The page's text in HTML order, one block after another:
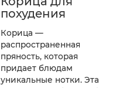
похудения
Корица —
распространенная
пряность, которая
придает блюдам
уникальные нотки. Эта